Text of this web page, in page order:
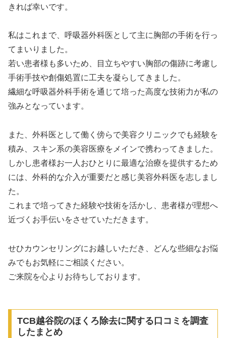
きれば幸いです。
私はこれまで、呼吸器外科医として主に胸部の手術を行っ
てまいりました。
若い患者様も多いため、目立ちやすい胸部の傷跡に考慮し
手術手技や創傷処置に工夫を凝らしてきました。
繊細な呼吸器外科手術を通じて培った高度な技術力が私の
強みとなっています。
また、外科医として働く傍らで美容クリニックでも経験を
積み、スキン系の美容医療をメインで携わってきました。
しかし患者様お一人おひとりに最適な治療を提供するため
には、外科的な介入が重要だと感じ美容外科医を志しまし
た。
これまで培ってきた経験や技術を活かし、患者様が理想へ
近づくお手伝いをさせていただきます。
せひカウンセリングにお越しいただき、どんな些細なお悩
みでもお気軽にご相談ください。
ご来院を心よりお待ちしております。
TCB越谷院のほくろ除去に関する口コミを調査
したまとめ